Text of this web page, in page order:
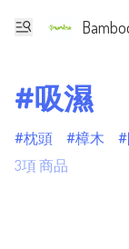
#吸濕
枕頭 樟木
3項 商品